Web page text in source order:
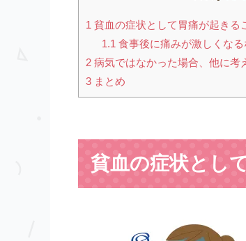
1 貧血の症状として胃痛が起きる
1.1 食事後に痛みが激しくな
2 病気ではなかった場合、他に考
3 まとめ
貧血の症状と し